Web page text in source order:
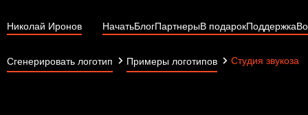
Николай Иронов НачатьБлогПартнерыВ подарокПоддержка
Сгенерировать логотип Примеры логотипов Студия